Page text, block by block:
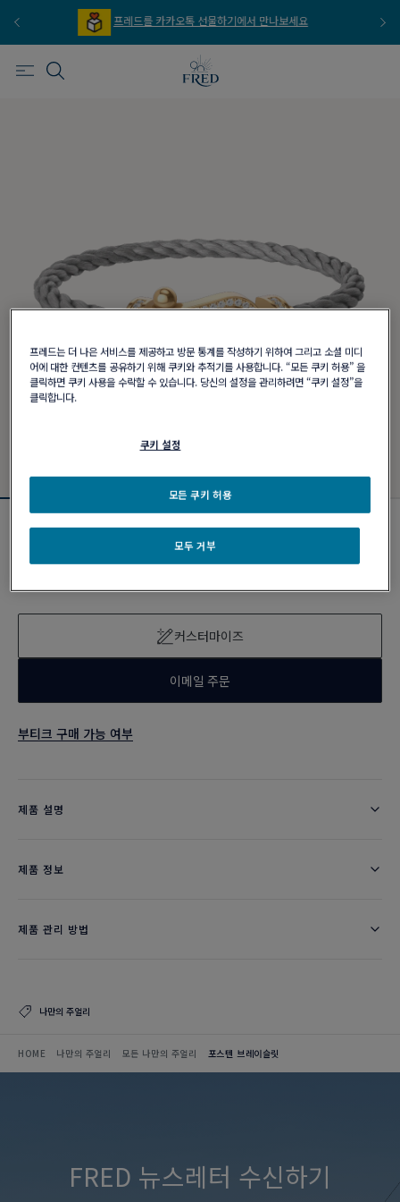
프레드를 카카오톡 선물하기에서 만나보세요
커스터마이즈
이메일 주문
부티크 구매 가능 여부
제품 설명
제품 정보
제품 관리 방법
나만의 주얼리
HOME 나만의 주얼리 모든 나만의 주얼리 포스텐 브레이슬릿
FRED 뉴스레터 수신하기
프레드는 더 나은 서비스를 제공하고 방문 통계를 작성하기 위하여 그리고 소셜 미디
어에 대한 컨텐츠를 공유하기 위해 쿠키와 추적기를 사용합니다. “모든 쿠키 허용” 을
클릭하면 쿠키 사용을 수락할 수 있습니다. 당신의 설정을 관리하려면 “쿠키 설정”을
클릭합니다.
쿠키 설정
모두 거부
모든 쿠키 허용